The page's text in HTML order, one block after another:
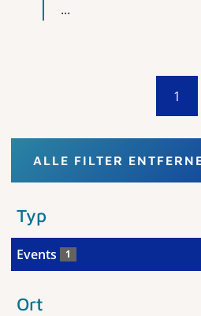
...
1
ALLE FILTER
Typ
Events 1
Ort